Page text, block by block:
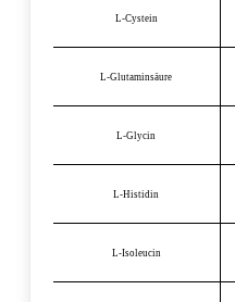
L-Cystein
L-Glutaminsäure
L-Glycin
L-Histidin
L-Isoleucin